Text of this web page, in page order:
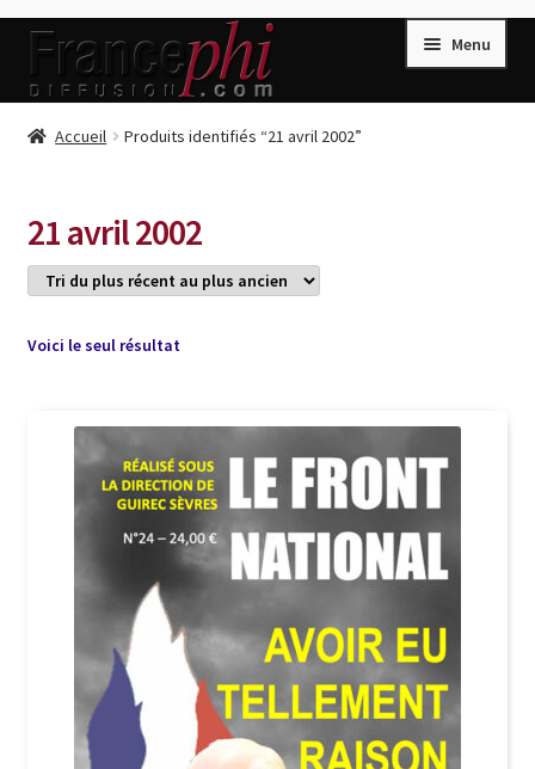
Aller
la
Aller
contenu
Menu
Accueil
Conditions de Vente
Connection
Listes d’Envies
Livres de Peter Randa
Login Customizer
Newsletter
Nous Contacter
Panier
Politique de confidentialité et cookies
Accueil Produits identifiés “21 avril 2002”
21 avril 2002
Voici le seul résultat